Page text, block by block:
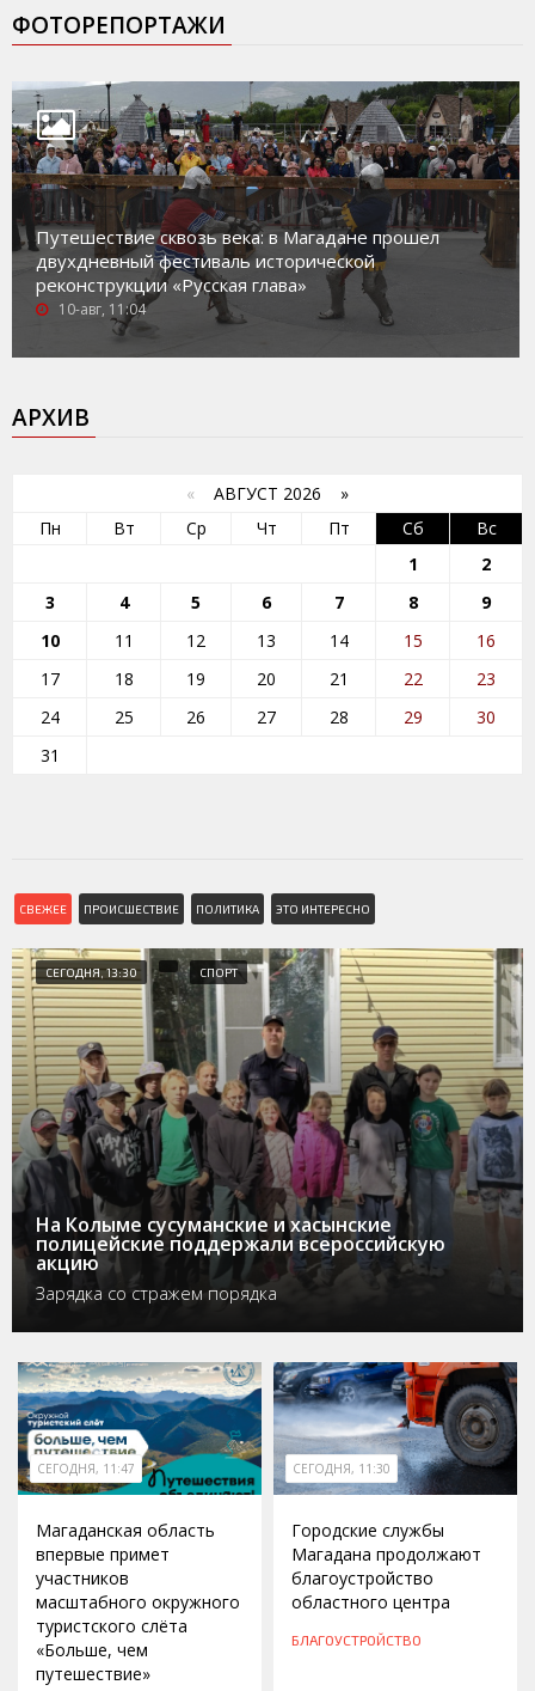
ФОТОРЕПОРТАЖИ
Путешествие сквозь века: в Магадане прошел
двухдневный фестиваль исторической
реконструкции «Русская глава»
10-авг, 11:04
АРХИВ
« АВГУСТ 2026 »
Пн
Вт Ср Чт Пт Сб
Вс
1
2
3
4 5 6 7 8
9
10
11 12 13 14 15
16
17
18 19 20 21 22
23
24
25 26 27 28 29
30
31
СВЕЖЕЕ ПРОИСШЕСТВИЕ ПОЛИТИКА ЭТО ИНТЕРЕСНО
СЕГОДНЯ, 13:30 СПОРТ
На Колыме сусуманские и хасынские
полицейские поддержали всероссийскую
акцию
Зарядка со стражем порядка
СЕГОДНЯ, 11:47
Магаданская область
впервые примет
участников
масштабного окружного
туристского слёта
«Больше, чем
путешествие»
СЕГОДНЯ, 11:30
Городские службы
Магадана продолжают
благоустройство
областного центра
БЛАГОУСТРОЙСТВО